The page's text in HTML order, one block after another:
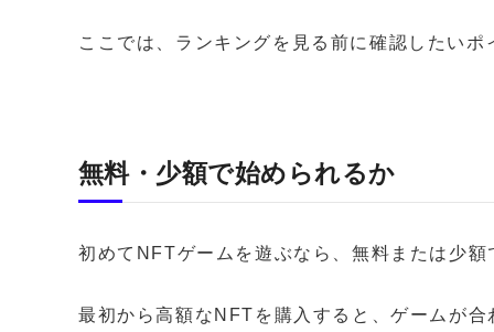
ここでは、ランキングを見る前に確認したい
無料・少額で始められるか
初めてNFTゲームを遊ぶなら、無料または少
最初から高額なNFTを購入すると、ゲームが